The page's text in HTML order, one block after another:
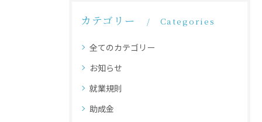
カテゴリー Categories
全てのカテゴリー
お知らせ
就業規則
助成金